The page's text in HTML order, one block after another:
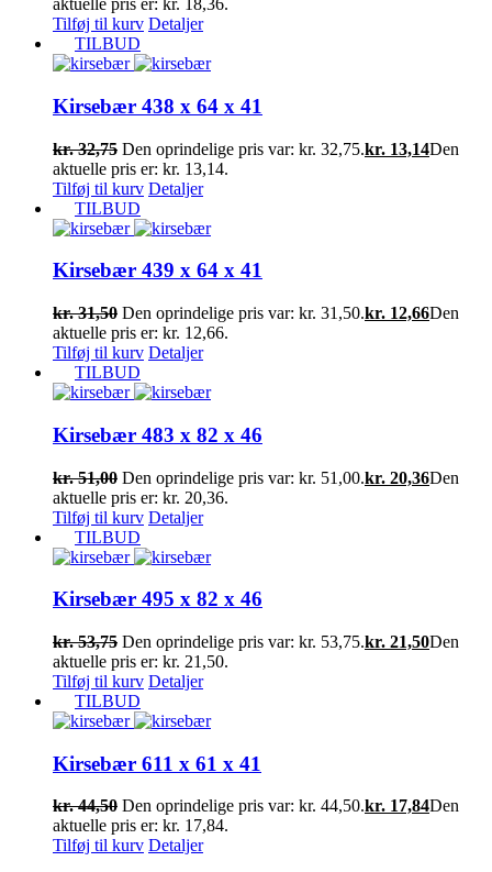
aktuelle pris er: kr. 18,36.
Tilføj til kurv Detaljer
TILBUD
Kirsebær 438 x 64 x 41
kr.32,75 Den oprindelige pris var: kr. 32,75.kr. 13,14Den
aktuelle pris er: kr. 13,14.
Tilføj til kurv Detaljer
TILBUD
Kirsebær 439 x 64 x 41
kr.31,50 Den oprindelige pris var: kr. 31,50.kr. 12,66Den
aktuelle pris er: kr. 12,66.
Tilføj til kurv Detaljer
TILBUD
Kirsebær 483 x 82 x 46
kr.51,00 Den oprindelige pris var: kr. 51,00.kr. 20,36Den
aktuelle pris er: kr. 20,36.
Tilføj til kurv Detaljer
TILBUD
Kirsebær 495 x 82 x 46
kr.53,75 Den oprindelige pris var: kr. 53,75.kr. 21,50Den
aktuelle pris er: kr. 21,50.
Tilføj til kurv Detaljer
TILBUD
Kirsebær 611 x 61 x 41
kr.44,50 Den oprindelige pris var: kr. 44,50.kr. 17,84Den
aktuelle pris er: kr. 17,84.
Tilføj til kurv Detaljer